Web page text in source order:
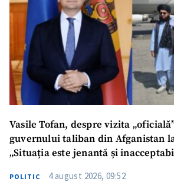
Vasile Tofan, despre vizita
guvernului taliban din Afganistan
„Situația este jenantă și
POLITIC 4 august 2026, 09:52